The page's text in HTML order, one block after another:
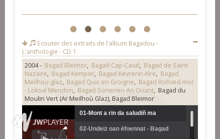
1 2 3 4 5 6
Ecouter des extraits de l'album Bagadou -
L'anthologie - CD 1
2004 - Bagad Bleimor, Bagad Cap-Caval, Bagad de Saint-
Nazaire, Bagad Kemper, Bagad Kevrenn Alre, Bagad
Meilhou-glaz, Bagad Quic en Groigne, Bagad Roñsed mor
- Lokoal Mendon, Bagad Sonerien An Oriant, Bagad du
Moulin Vert (Ar Meilhoù Glaz), Bagad Bleimor
01-Mont a rin da saludiñ ma
c'habiten - Bagad Kemper
02-Undeiz oan ëfoennat - Bagad